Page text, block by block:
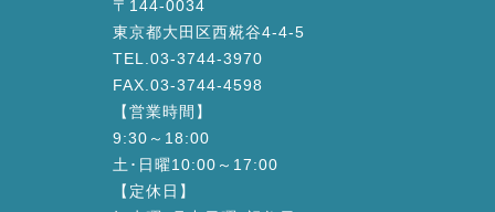
〒144-0034
東京都大田区西糀谷4-4-5
TEL.03-3744-3970
FAX.03-3744-4598
【営業時間】
9:30～18:00
土･日曜10:00～17:00
【定休日】